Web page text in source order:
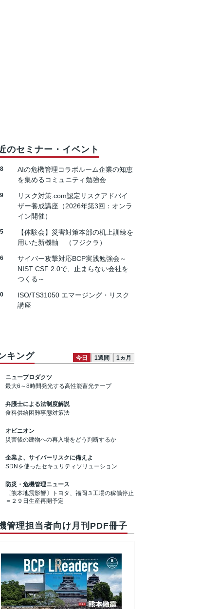
のセミナー・イベント
AIの危機管理コラボルーム企業の知恵
を集めるコミュニティ勉強会
リスク対策.com認定リスクアドバイ
ザー養成講座（2026年第3回：オンラ
イン開催）
【体験会】災害対策本部の机上訓練を
用いた新機軸 （フジクラ）
サイバー攻撃対応BCP実践勉強会～
NIST CSF 2.0で、止まらない会社を
つくる～
ISO/TS31050 エマージング・リスク
講座
キング 今日 1週間 1ヵ月
ニュープロダクツ
最大6～8時間発光する高性能蓄光テープ
弁護士による法制度解説
食料供給困難事態対策法
オピニオン
災害後の建物への再入場をどう判断するか
企業よ、サイバーリスクに備えよ
SDNを使ったセキュリティソリューション
防災・危機管理ニュース
〔熊本地震影響〕トヨタ、福岡３工場の稼働停止
＝２９日生産再開予定
管理担当者向け月刊PDF冊子